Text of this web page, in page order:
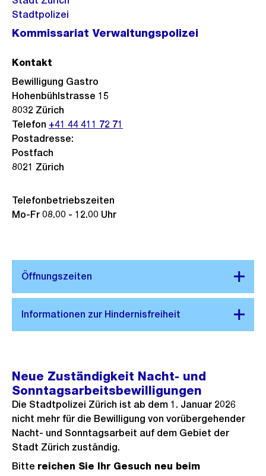
Stadtpolizei
Kommissariat Verwaltungspolizei
Telefonbetriebszeiten
Mo-Fr 08.00 - 12.00 Uhr
Kontakt
Bewilligung Gastro
Hohenbühlstrasse 15
8032 Zürich
Telefon +41 44 411 72 71
Postadresse:
Postfach
8021 Zürich
Neue Zuständigkeit Nacht- und
Sonntagsarbeitsbewilligungen
Die Stadtpolizei Zürich ist ab dem 1. Januar 2026
nicht mehr für die Bewilligung von vorübergehender
Nacht- und Sonntagsarbeit auf dem Gebiet der
Stadt Zürich zuständig.
Bitte reichen Sie Ihr Gesuch neu beim